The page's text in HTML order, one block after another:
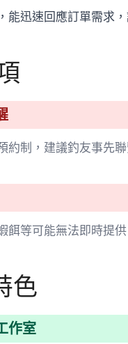
能迅速回應訂單需求
約制，建議釣友事先
餌等可能無法即時提
色
作室